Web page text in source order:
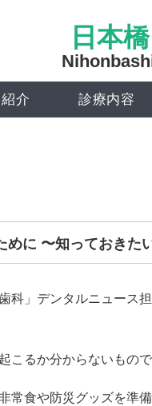
日本
介 診療内容
めに 〜知っておきた
科」デンタルニュース
こるか分からないもので
常食や防災グッズを準